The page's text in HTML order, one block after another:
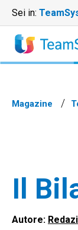
Sei in:
Magazine
Il
Autore: